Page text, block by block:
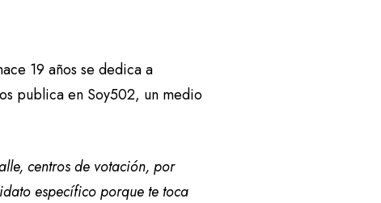
19 años se dedica a
publica en Soy502, un medio
centros de votación, por
específico porque te toca